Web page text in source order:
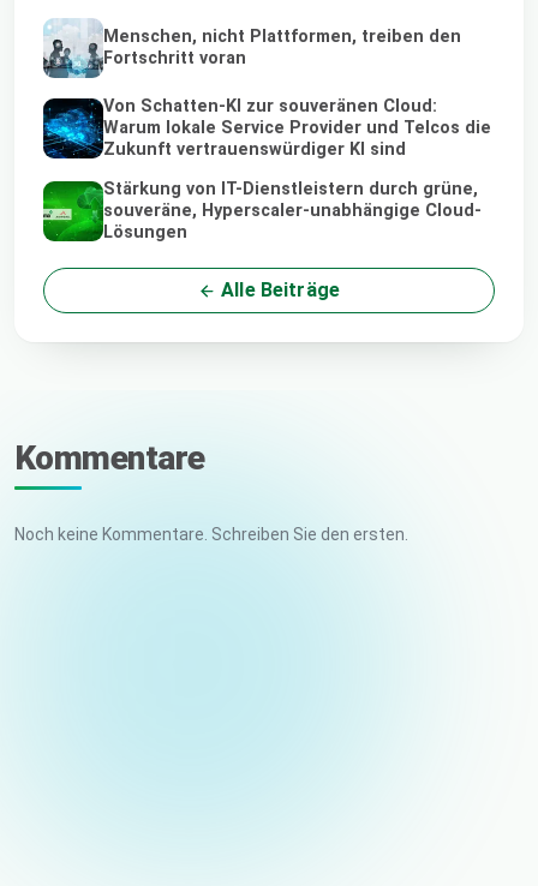
Menschen, nicht Plattformen, treiben den
Fortschritt voran
Von Schatten-KI zur souveränen Cloud:
Warum lokale Service Provider und Telcos die
Zukunft vertrauenswürdiger KI sind
Stärkung von IT-Dienstleistern durch grüne,
souveräne, Hyperscaler-unabhängige Cloud-
Lösungen
Alle Beiträge
Kommentare
Noch keine Kommentare. Schreiben Sie den ersten.